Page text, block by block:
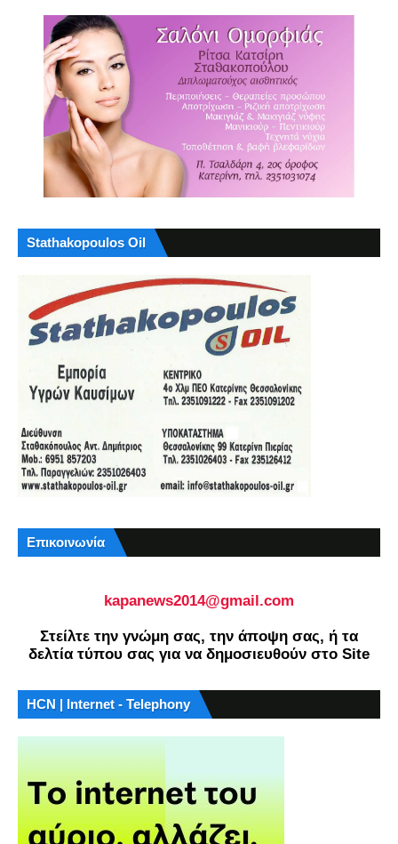
Stathakopoulos Oil
Επικοινωνία
kapanews2014@gmail.com
Στείλτε την γνώμη σας, την άποψη σας, ή τα
δελτία τύπου σας για να δημοσιευθούν στο Site
HCN | Internet - Telephony